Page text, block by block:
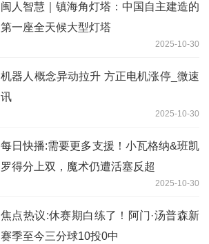
闽人智慧｜镇海角灯塔：中国自主建造的
第一座全天候大型灯塔
2025-10-30
机器人概念异动拉升 方正电机涨停_微速
讯
2025-10-30
每日快播:需要更多支援！小瓦格纳&班凯
罗得分上双，魔术仍遭活塞反超
2025-10-30
焦点热议:休赛期白练了！阿门·汤普森新
赛季至今三分球10投0中